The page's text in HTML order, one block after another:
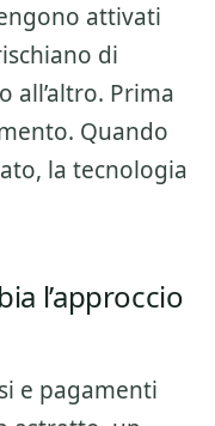
attivati
di
all’altro. Prima
Quando
la tecnologia
l’approccio
e pagamenti